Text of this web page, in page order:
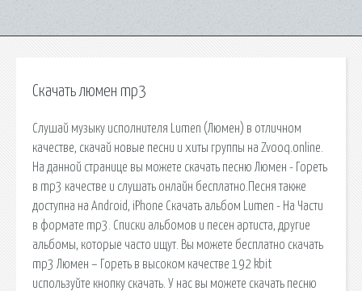
Скачать люмен mp3
Слушай музыку исполнителя Lumen (Люмен) в отличном
качестве, скачай новые песни и хиты группы на Zvooq.online.
На данной странице вы можете скачать песню Люмен - Гореть
в mp3 качестве и слушать онлайн бесплатно.Песня также
доступна на Android, iPhone Скачать альбом Lumen - На Части
в формате mp3. Списки альбомов и песен артиста, другие
альбомы, которые часто ищут. Вы можете бесплатно скачать
mp3 Люмен – Гореть в высоком качестве 192 kbit
используйте кнопку скачать. У нас вы можете скачать песню